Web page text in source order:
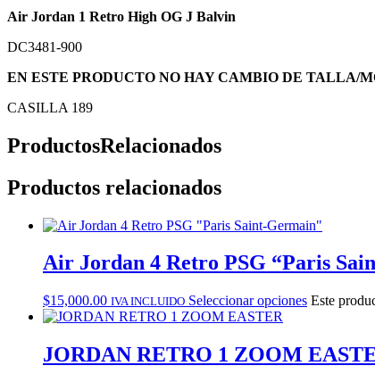
Air Jordan 1 Retro High OG J Balvin
DC3481-900
EN ESTE PRODUCTO NO HAY CAMBIO DE TALLA/
CASILLA 189
ProductosRelacionados
Productos relacionados
Air Jordan 4 Retro PSG “Paris
$15,000.00 IVA INCLUIDO Seleccionar opciones Este
JORDAN RETRO 1 ZOOM